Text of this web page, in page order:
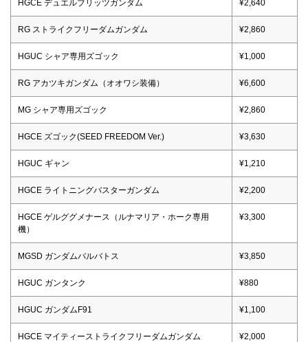
HGCE デュエルブリッツガンダム ¥2,640
RG ストライクフリーダムガンダム ¥2,860
HGUC シャア専用ズゴック ¥1,000
RG アカツキガンダム（オオワシ装備） ¥6,600
MG シャア専用ズゴック ¥2,860
HGCE ズゴック(SEED FREEDOM Ver.) ¥3,630
HGUC ギャン ¥1,210
HGCE ライトニングバスターガンダム ¥2,200
HGCE ゲルググメナース（ルナマリア・ホーク専用
機）
¥3,300
MGSD ガンダムバルバトス ¥3,850
HGUC ガンタンク ¥880
HGUC ガンダムF91 ¥1,100
HGCE マイティーストライクフリーダムガンダム ¥2,000